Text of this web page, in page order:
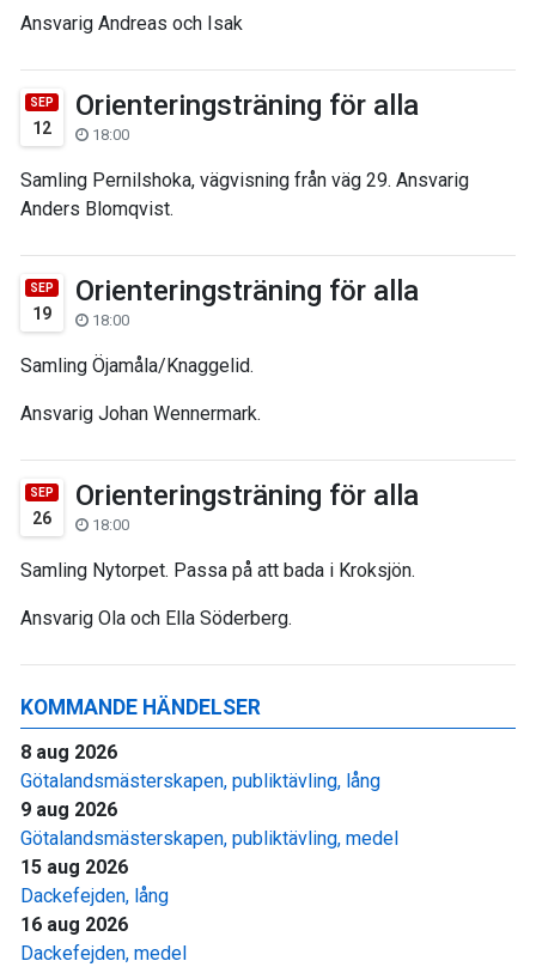
KOMMANDE HÄNDELSER
8 aug 2026
Götalandsmästerskapen, publiktävling, lång
9 aug 2026
Götalandsmästerskapen, publiktävling, medel
15 aug 2026
Dackefejden, lång
16 aug 2026
Dackefejden, medel
Ansvarig Andreas och Isak
SEP
12
Orienteringsträning för alla
18:00
Samling Pernilshoka, vägvisning från väg 29. Ansvarig
Anders Blomqvist.
SEP
19
Orienteringsträning för alla
18:00
Samling Öjamåla/Knaggelid.
Ansvarig Johan Wennermark.
SEP
26
Orienteringsträning för alla
18:00
Samling Nytorpet. Passa på att bada i Kroksjön.
Ansvarig Ola och Ella Söderberg.